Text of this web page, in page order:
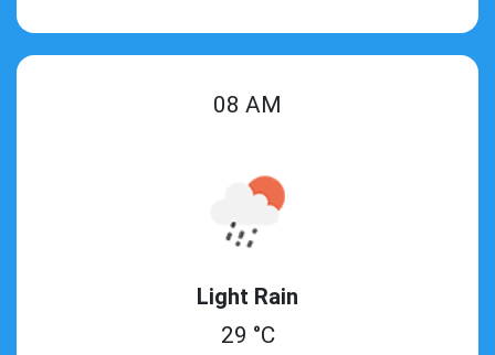
08 AM
Light Rain
29 °C